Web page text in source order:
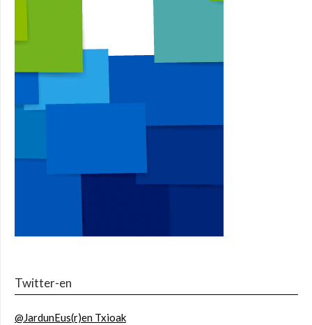
Twitter-en
@JardunEus(r)en Txioak